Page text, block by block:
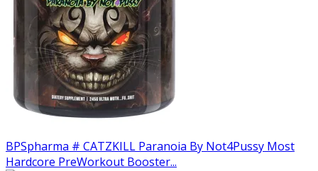
BPSpharma # CATZKILL Paranoia By Not4Pussy Most
Hardcore PreWorkout Booster...